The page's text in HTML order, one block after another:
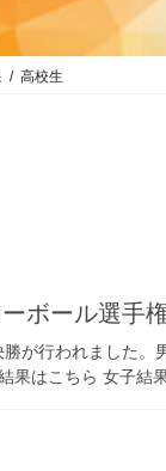
高校生
ボール選手
が行われました
果はこちら 女子結